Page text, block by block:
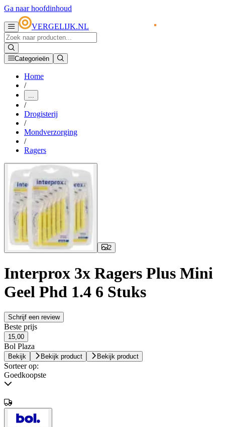
Ga naar hoofdinhoud
VERGELIJK.NL
Categorieën
Home
/
...
/
Drogisterij
/
Mondverzorging
/
Ragers
2
Interprox 3x Ragers Plus Mini
Geel Phd 1.4 6 Stuks
Schrijf een review
Beste prijs
15,00
Bol Plaza
Bekijk Bekijk product Bekijk product
Sorteer op:
Goedkoopste